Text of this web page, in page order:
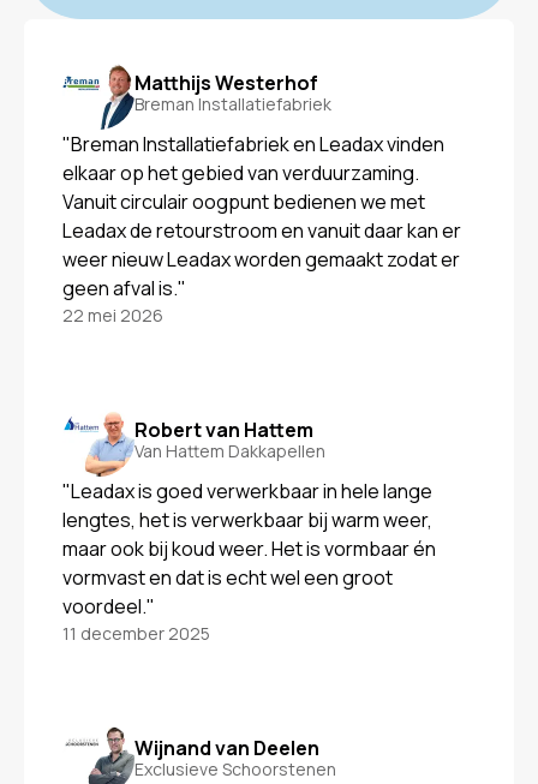
Matthijs Westerhof
Breman Installatiefabriek
"Breman Installatiefabriek en Leadax vinden
elkaar op het gebied van verduurzaming.
Vanuit circulair oogpunt bedienen we met
Leadax de retourstroom en vanuit daar kan er
weer nieuw Leadax worden gemaakt zodat er
geen afval is."
22 mei 2026
Robert van Hattem
Van Hattem Dakkapellen
"Leadax is goed verwerkbaar in hele lange
lengtes, het is verwerkbaar bij warm weer,
maar ook bij koud weer. Het is vormbaar én
vormvast en dat is echt wel een groot
voordeel."
11 december 2025
Wijnand van Deelen
Exclusieve Schoorstenen